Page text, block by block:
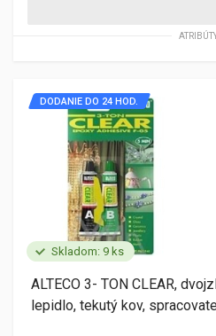
Skladom: 9 ks
DODANIE DO 24 HOD.
ALTECO 3- TON CLEAR,
lepidlo, tekutý kov,